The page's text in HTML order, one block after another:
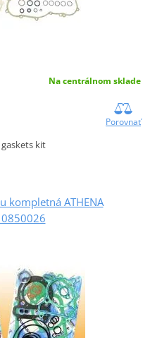
Na centrálnom sklade
Porovnať
kit
kompletná ATHENA